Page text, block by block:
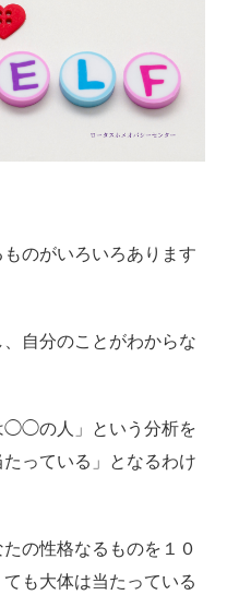
のがいろいろあります
自分のことがわからな
◯◯の人」という分析を
っている」となるわけ
の性格なるものを１０
も大体は当たっている